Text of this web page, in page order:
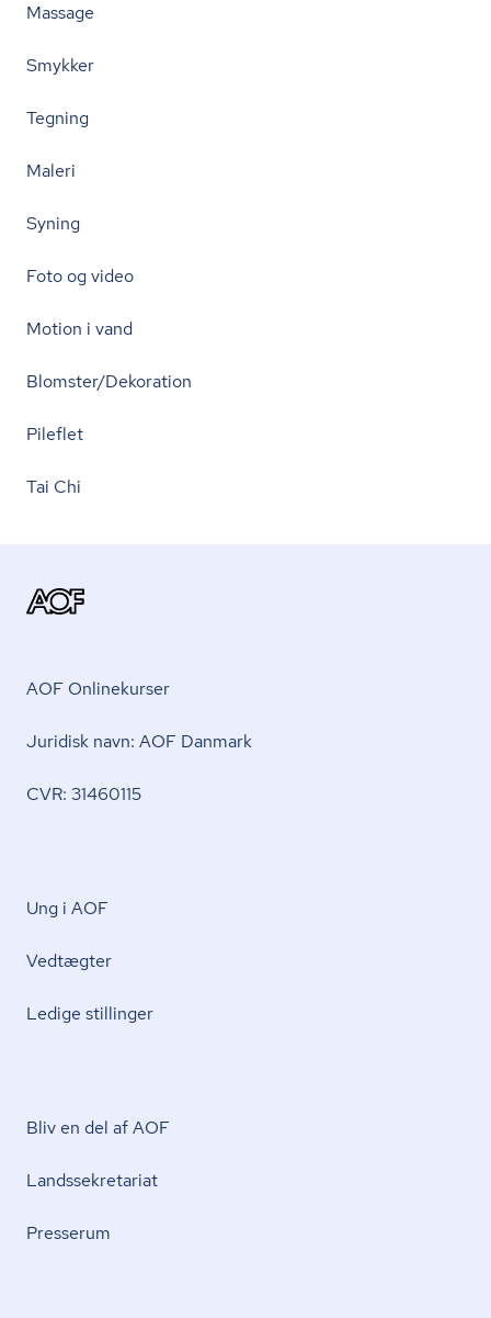
Massage
Smykker
Tegning
Maleri
Syning
Foto og video
Motion i vand
Blomster/Dekoration
Pileflet
Tai Chi
AOF Onlinekurser
Juridisk navn: AOF Danmark
CVR: 31460115
Ung i AOF
Vedtægter
Ledige stillinger
Bliv en del af AOF
Lands­se­kre­ta­ri­at
Presserum